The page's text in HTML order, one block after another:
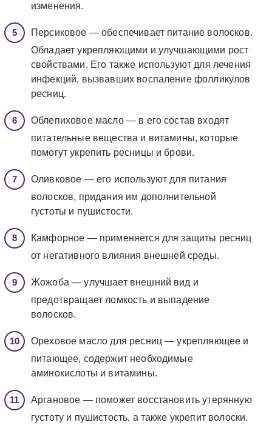
изменения.
Персиковое — обеспечивает питание волосков.
Обладает укрепляющими и улучшающими рост
свойствами. Его также используют для лечения
инфекций, вызвавших воспаление фолликулов
ресниц.
Облепиховое масло — в его состав входят
питательные вещества и витамины, которые
помогут укрепить ресницы и брови.
Оливковое — его используют для питания
волосков, придания им дополнительной
густоты и пушистости.
Камфорное — применяется для защиты ресниц
от негативного влияния внешней среды.
Жожоба — улучшает внешний вид и
предотвращает ломкость и выпадение
волосков.
Ореховое масло для ресниц — укрепляющее и
питающее, содержит необходимые
аминокислоты и витамины.
Аргановое — поможет восстановить утерянную
густоту и пушистость, а также укрепит волоски.